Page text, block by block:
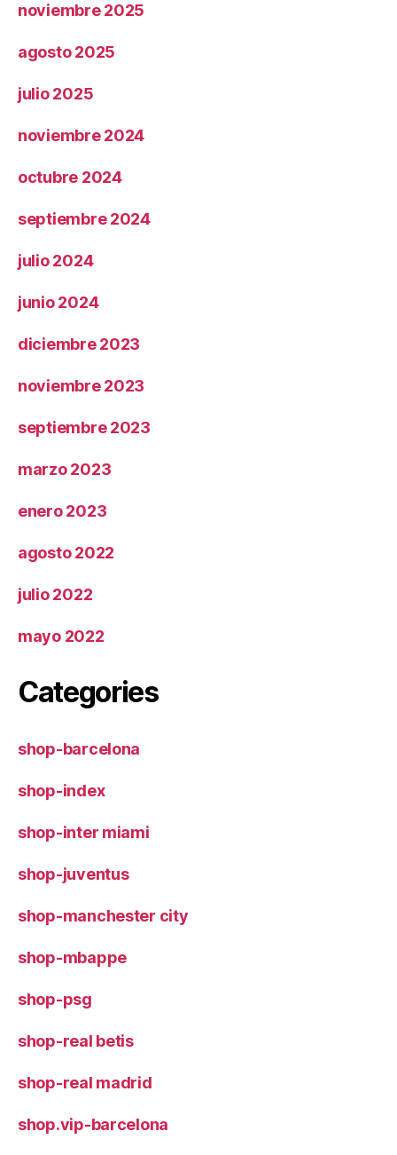
noviembre 2025
agosto 2025
julio 2025
noviembre 2024
octubre 2024
septiembre 2024
julio 2024
junio 2024
diciembre 2023
noviembre 2023
septiembre 2023
marzo 2023
enero 2023
agosto 2022
julio 2022
mayo 2022
Categories
shop-barcelona
shop-index
shop-inter miami
shop-juventus
shop-manchester city
shop-mbappe
shop-psg
shop-real betis
shop-real madrid
shop.vip-barcelona